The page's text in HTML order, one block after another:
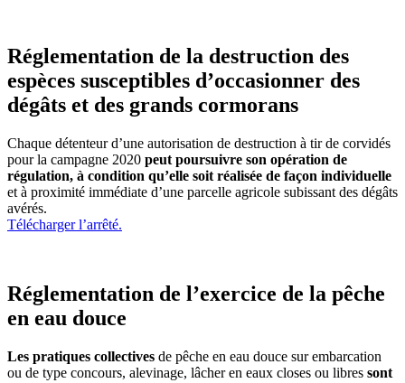
Réglementation de la destruction des
espèces susceptibles d’occasionner des
dégâts et des grands cormorans
Chaque détenteur d’une autorisation de destruction à tir de corvidés
pour la campagne 2020 peut poursuivre son opération de
régulation, à condition qu’elle soit réalisée de façon individuelle
et à proximité immédiate d’une parcelle agricole subissant des dégâts
avérés.
Télécharger l’arrêté.
Réglementation de l’exercice de la pêche
en eau douce
Les pratiques collectives de pêche en eau douce sur embarcation
ou de type concours, alevinage, lâcher en eaux closes ou libres sont